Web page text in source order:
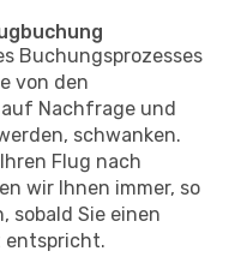
Buchungsprozesses
von den
Nachfrage und
schwanken.
Flug nach
wir Ihnen immer, so
sobald Sie einen
entspricht.